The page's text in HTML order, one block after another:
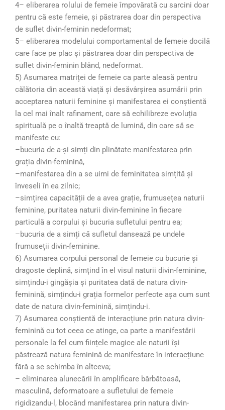
4– eliberarea rolului de femeie împovărată cu sarcini doar
pentru că este femeie, și păstrarea doar din perspectiva
de suflet divin-feminin nedeformat;
5– eliberarea modelului comportamental de femeie docilă
care face pe plac și păstrarea doar din perspectiva de
suflet divin-feminin blând, nedeformat.
5) Asumarea matriței de femeie ca parte aleasă pentru
călătoria din această viață și desăvârșirea asumării prin
acceptarea naturii feminine și manifestarea ei conștientă
la cel mai înalt rafinament, care să echilibreze evoluția
spirituală pe o înaltă treaptă de lumină, din care să se
manifeste cu:
–bucuria de a-și simți din plinătate manifestarea prin
grația divin-feminină,
–manifestarea din a se uimi de feminitatea simțită și
înveseli în ea zilnic;
–simțirea capacității de a avea grație, frumusețea naturii
feminine, puritatea naturii divin-feminine în fiecare
particulă a corpului și bucuria sufletului pentru ea;
–bucuria de a simți că sufletul dansează pe undele
frumuseții divin-feminine.
6) Asumarea corpului personal de femeie cu bucurie și
dragoste deplină, simțind în el visul naturii divin-feminine,
simțindu-i gingășia și puritatea dată de natura divin-
feminină, simțindu-i grația formelor perfecte așa cum sunt
date de natura divin-feminină, simțindu-i.
7) Asumarea conștientă de interacțiune prin natura divin-
feminină cu tot ceea ce atinge, ca parte a manifestării
personale la fel cum ființele magice ale naturii își
păstrează natura feminină de manifestare în interacțiune
fără a se schimba în altceva;
– eliminarea alunecării în amplificare bărbătoasă,
masculină, deformatoare a sufletului de femeie
rigidizandu-l, blocând manifestarea prin natura divin-